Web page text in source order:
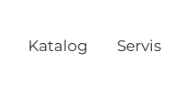
Katalog Servis